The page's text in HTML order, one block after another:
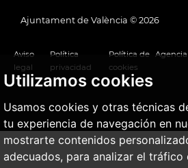
Utilizamos cookies
Usamos cookies y otras técnicas
tu experiencia de navegación en
mostrarte contenidos
adecuados, para analizar el tráfico
Ajuntament de València © 2026
Aviso
legal
Política
privacidad
Política de
cookies